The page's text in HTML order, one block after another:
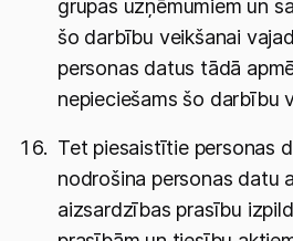
grupas uzņēmumiem un
šo darbību veikšanai
personas datus tādā
nepieciešams šo darbību
Tet piesaistītie personas
nodrošina personas datu
aizsardzības prasību